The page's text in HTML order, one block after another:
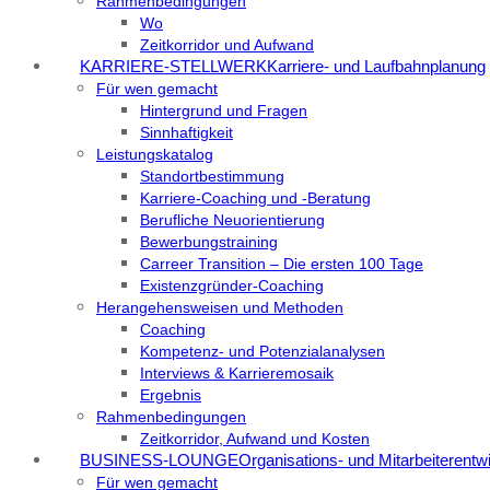
Wo
Zeitkorridor und Aufwand
KARRIERE-STELLWERKKarriere- und Laufbahnplanung
Für wen gemacht
Hintergrund und Fragen
Sinnhaftigkeit
Leistungskatalog
Standortbestimmung
Karriere-Coaching und -Beratung
Berufliche Neuorientierung
Bewerbungstraining
Carreer Transition – Die ersten 100 Tage
Existenzgründer-Coaching
Herangehensweisen und Methoden
Coaching
Kompetenz- und Potenzialanalysen
Interviews & Karrieremosaik
Ergebnis
Rahmenbedingungen
Zeitkorridor, Aufwand und Kosten
BUSINESS-LOUNGEOrganisations- und
Für wen gemacht